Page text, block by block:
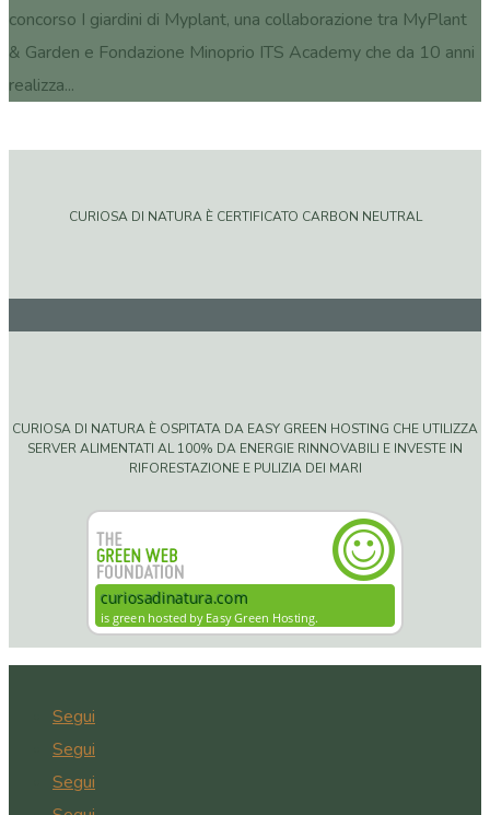
concorso I giardini di Myplant, una collaborazione tra MyPlant
& Garden e Fondazione Minoprio ITS Academy che da 10 anni
realizza...
CURIOSA DI NATURA È CERTIFICATO CARBON NEUTRAL
CURIOSA DI NATURA È OSPITATA DA EASY GREEN HOSTING CHE UTILIZZA
SERVER ALIMENTATI AL 100% DA ENERGIE RINNOVABILI E INVESTE IN
RIFORESTAZIONE E PULIZIA DEI MARI
Segui
Segui
Segui